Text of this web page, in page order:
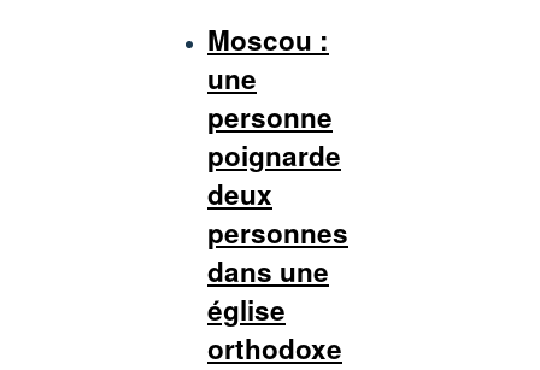
Moscou :
une
personne
poignarde
deux
personnes
dans une
église
orthodoxe